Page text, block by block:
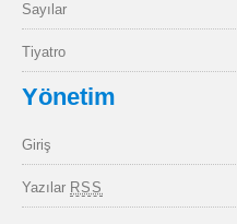
Sayılar
Tiyatro
Yönetim
Giriş
Yazılar RSS